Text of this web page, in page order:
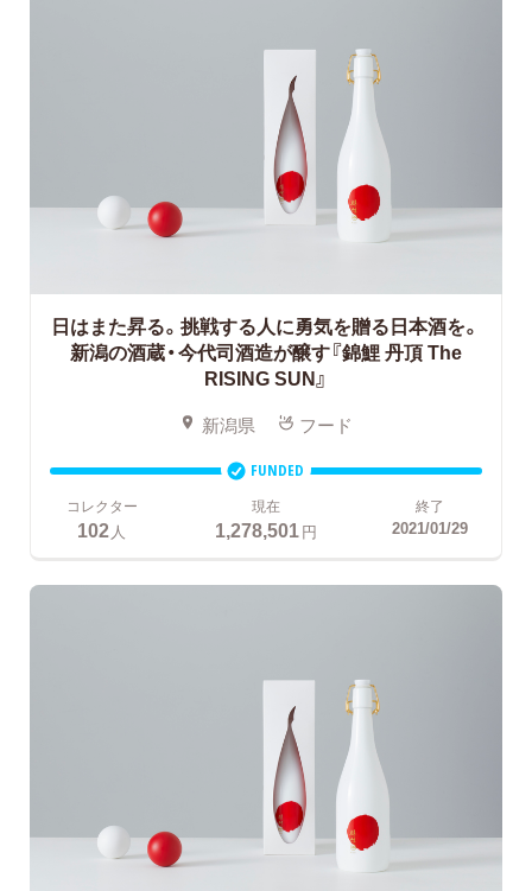
日はまた昇る。挑戦する人に勇気を贈る日本酒を。
新潟の酒蔵・今代司酒造が醸す『錦鯉 丹頂 The
RISING SUN』
新潟県 フード
FUNDED
コレクター
102 人
現在
1,278,501円
終了
2021/01/29